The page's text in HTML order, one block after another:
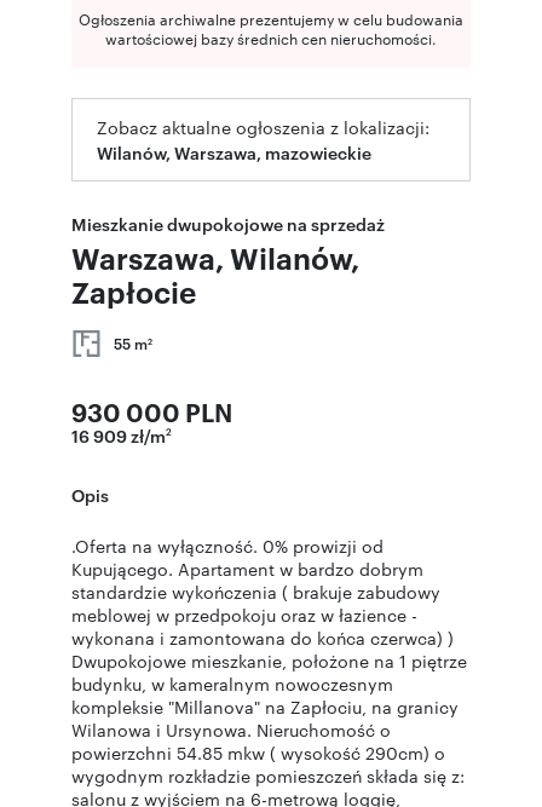
Ogłoszenia archiwalne prezentujemy w celu budowania
wartościowej bazy średnich cen nieruchomości.
Zobacz aktualne ogłoszenia z lokalizacji:
Wilanów, Warszawa, mazowieckie
Mieszkanie dwupokojowe na sprzedaż
Warszawa, Wilanów,
Zapłocie
55 m2
930 000 PLN
16 909 zł/m2
Opis
.Oferta na wyłączność. 0% prowizji od
Kupującego. Apartament w bardzo dobrym
standardzie wykończenia ( brakuje zabudowy
meblowej w przedpokoju oraz w łazience -
wykonana i zamontowana do końca czerwca) )
Dwupokojowe mieszkanie, położone na 1 piętrze
budynku, w kameralnym nowoczesnym
kompleksie "Millanova" na Zapłociu, na granicy
Wilanowa i Ursynowa. Nieruchomość o
powierzchni 54.85 mkw ( wysokość 290cm) o
wygodnym rozkładzie pomieszczeń składa się z:
salonu z wyjściem na 6-metrową loggię,